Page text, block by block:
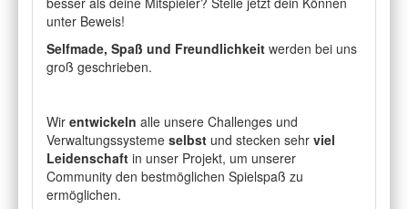
unter Beweis!
Selfmade, Spaß und Freundlichkeit werden bei uns
groß geschrieben.
Wir entwickeln alle unsere Challenges und
Verwaltungssysteme selbst und stecken sehr viel
Leidenschaft in unser Projekt, um unserer
Community den bestmöglichen Spielspaß zu
ermöglichen.